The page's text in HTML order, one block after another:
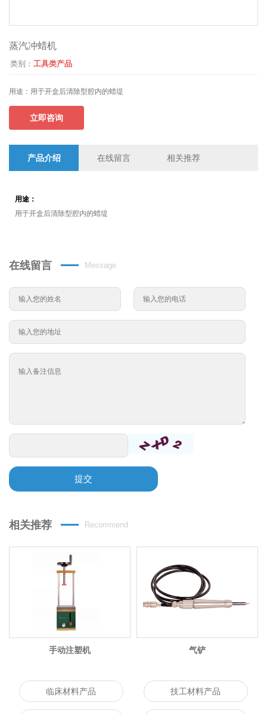
蒸汽冲蜡机
类别： 工具类产品
用途： 用于开盒后清除型腔内的蜡堤
立即咨询
产品介绍 在线留言 相关推荐
用途：
用于开盒后清除型腔内的蜡堤
在线留言 Message
提交
相关推荐 Recommend
手动注塑机 气铲
临床材料产品 技工材料产品